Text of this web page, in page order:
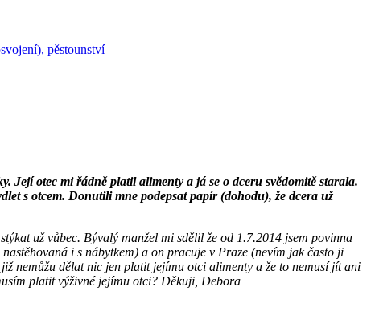
pěstounství
Její otec mi řádně platil alimenty a já se o dceru svědomitě starala.
s otcem. Donutili mne podepsat papír (dohodu), že dcera už
už vůbec. Bývalý manžel mi sdělil že od 1.7.2014 jsem povinna
i s nábytkem) a on pracuje v Praze (nevím jak často ji
nemůžu dělat nic jen platit jejímu otci alimenty a že to nemusí jít ani
platit výživné jejímu otci? Děkuji, Debora